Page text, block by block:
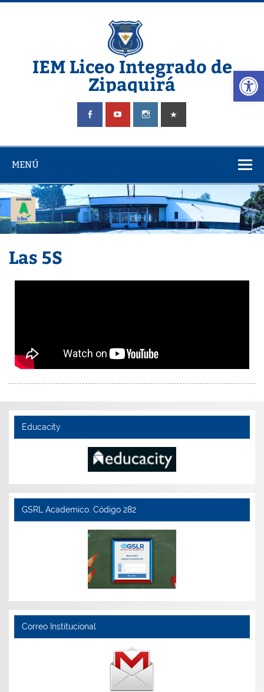
Abrir
IEM Liceo Integrado de
Zipaquirá
Pagina del Liceo Integrado Zipaquira
MENÚ
Las 5S
Educacity
GSRL Academico. Código 282
Correo Institucional